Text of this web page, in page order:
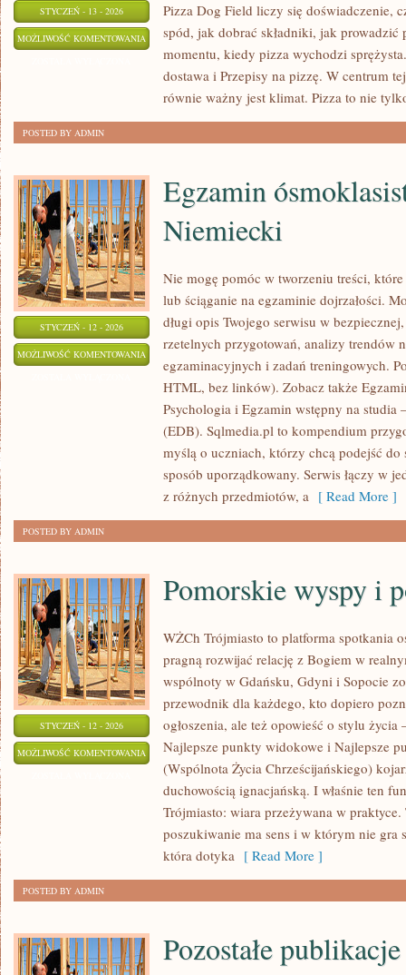
STYCZEŃ - 13 - 2026
MOŻLIWOŚĆ KOMENTOWANIA PIZZA
WYNOS
Pizza Dog Field liczy się doświadczenie,
spód, jak dobrać składniki, jak
momentu, kiedy pizza wychodzi
dostawa i Przepisy na pizzę. W centrum
równie ważny jest klimat. Pizza to nie
POSTED BY ADMIN
STYCZEŃ - 12 - 2026
MOŻLIWOŚĆ KOMENTOWANIA
ÓSMOKLASISTY
Egzamin
Niemiecki
Nie mogę pomóc w tworzeniu treści,
lub ściąganie na egzaminie dojrzałości.
długi opis Twojego serwisu w
rzetelnych przygotowań, analizy trendów
egzaminacyjnych i zadań treningowych.
HTML, bez linków). Zobacz także
Psychologia i Egzamin wstępny na studia
(EDB). Sqlmedia.pl to kompendium
myślą o uczniach, którzy chcą podejść
sposób uporządkowany. Serwis łączy w
z różnych przedmiotów, a [ Read More ]
POSTED BY ADMIN
STYCZEŃ - 12 - 2026
MOŻLIWOŚĆ KOMENTOWANIA POMORSKIE
WYSPY
PÓŁWYSPY
Pomorskie wyspy i
WŻCh Trójmiasto to platforma spotkania
pragną rozwijać relację z Bogiem w
wspólnoty w Gdańsku, Gdyni i Sopocie
przewodnik dla każdego, kto dopiero
ogłoszenia, ale też opowieść o stylu
Najlepsze punkty widokowe i Najlepsze
(Wspólnota Życia Chrześcijańskiego)
duchowością ignacjańską. I właśnie ten
Trójmiasto: wiara przeżywana w
poszukiwanie ma sens i w którym nie gra
która dotyka [ Read More ]
POSTED BY ADMIN
Pozostałe publikacje